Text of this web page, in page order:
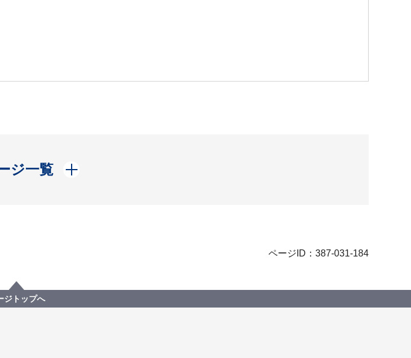
ジ一覧
開く
ページID：387-031-184
ジトップへ